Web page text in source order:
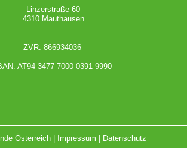
Linzerstraße 60
4310 Mauthausen
ZVR: 866934036
AT94 3477 7000 0391 9990
Österreich | Impressum Datenschutz